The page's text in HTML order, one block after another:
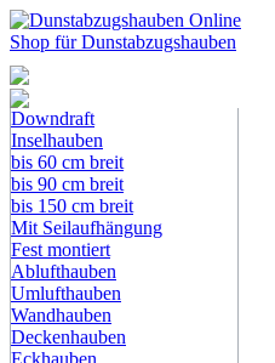
Downdraft
Inselhauben
bis 60 cm breit
bis 90 cm breit
bis 150 cm breit
Mit Seilaufhängung
Fest montiert
Ablufthauben
Umlufthauben
Wandhauben
Deckenhauben
Eckhauben